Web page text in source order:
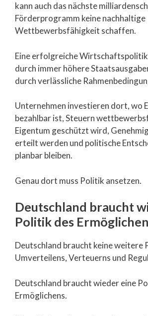
kann auch das nächste
Förderprogramm keine nachhaltige
Wettbewerbsfähigkeit schaffen.
Eine erfolgreiche
durch immer höhere
durch verlässliche
Unternehmen investieren dort, wo
bezahlbar ist, Steuern
Eigentum geschützt wird,
erteilt werden und politische
planbar bleiben.
Genau dort muss Politik ansetzen.
Deutschland braucht
Politik des
Deutschland braucht keine weitere
Umverteilens, Verteuerns und
Deutschland braucht wieder eine
Ermöglichens.